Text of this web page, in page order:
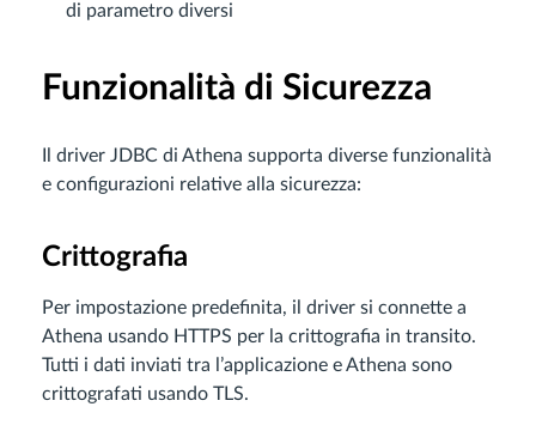
di parametro diversi
Funzionalità di Sicurezza
Il driver JDBC di Athena supporta diverse funzionalità
e configurazioni relative alla sicurezza:
Crittografia
Per impostazione predefinita, il driver si connette a
Athena usando HTTPS per la crittografia in transito.
Tutti i dati inviati tra l’applicazione e Athena sono
crittografati usando TLS.